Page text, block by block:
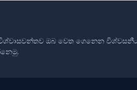
ඔබ වෙත ගෙනෙන විශ්වසනීය